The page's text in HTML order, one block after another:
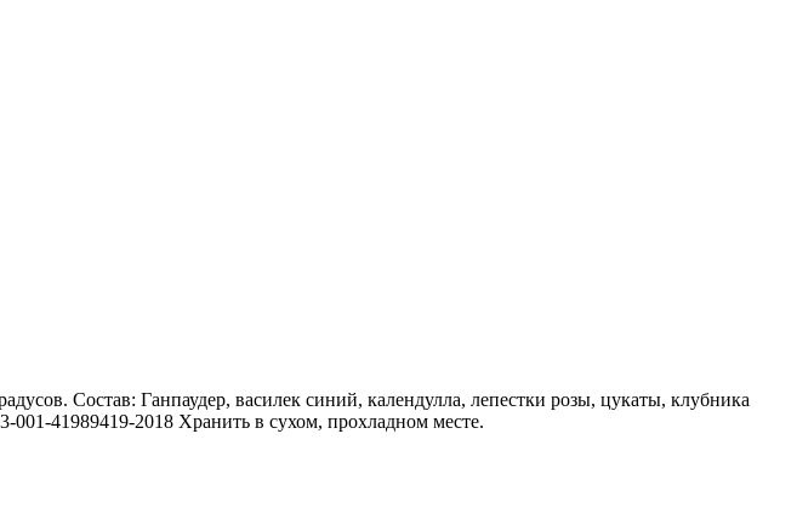
Состав: Ганпаудер, василек синий, календулла, лепестки розы, цукаты, клубника
41989419-2018 Хранить в сухом, прохладном месте.